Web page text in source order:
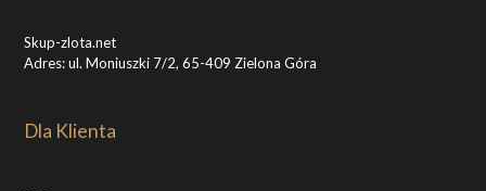
Skup-zlota.net
Adres: ul. Moniuszki 7/2, 65-409 Zielona Góra
Dla Klienta